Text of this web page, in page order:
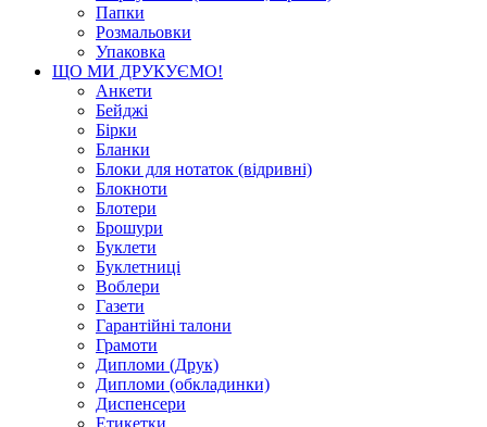
Папки
Розмальовки
Упаковка
ЩО МИ ДРУКУЄМО!
Анкети
Бейджі
Бірки
Бланки
Блоки для нотаток (відривні)
Блокноти
Блотери
Брошури
Буклети
Буклетниці
Воблери
Газети
Гарантійні талони
Грамоти
Дипломи (Друк)
Дипломи (обкладинки)
Диспенсери
Етикетки